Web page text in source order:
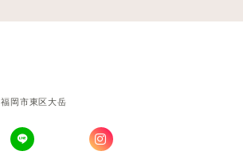
岡市東区大岳